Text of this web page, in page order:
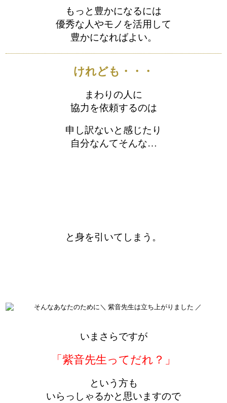
もっと豊かになるには
優秀な人やモノを活用して
豊かになればよい。
けれども・・・
まわりの人に
協力を依頼するのは
申し訳ないと感じたり
自分なんてそんな…
と身を引いてしまう。
いまさらですが
「紫音先生ってだれ？」
という方も
いらっしゃるかと思いますので